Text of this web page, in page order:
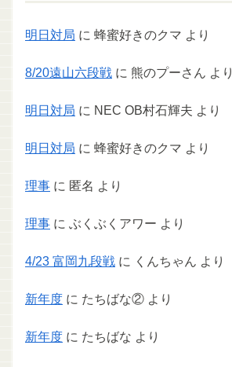
明日対局 に 蜂蜜好きのクマ より
8/20遠山六段戦 に 熊のプーさん より
明日対局 に NEC OB村石輝夫 より
明日対局 に 蜂蜜好きのクマ より
理事 に 匿名 より
理事 に ぶくぶくアワー より
4/23 富岡九段戦 に くんちゃん より
新年度 に たちばな② より
新年度 に たちばな より